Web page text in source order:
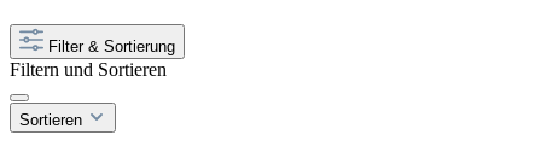
Filter & Sortierung
Filtern und Sortieren
Sortieren